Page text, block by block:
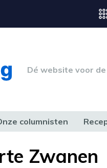
Dé website voor
columnisten
Zwanen